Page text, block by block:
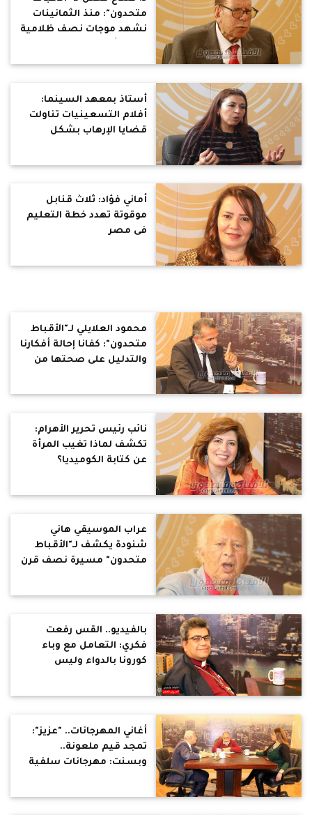
متحدون": منذ الثمانينات
نشهد موجات نصف ظلامية
أستاذ بمعهد السينما:
أفلام التسعينيات تناولت
قضايا الإرهاب بشكل
أماني فؤاد: ثلاث قنابل
موقوتة تهدد خطة التعليم
فى مصر
محمود العلايلي لـ"الأقباط
متحدون": كفانا إحالة أفكارنا
والتدليل على صحتها من
نائب رئيس تحرير الأهرام:
تكشف لماذا تغيب المرأة
عن كتابة الكوميديا؟
عراب الموسيقي هاني
شنودة يكشف لـ"الأقباط
متحدون" مسيرة نصف قرن
بالفيديو.. القس رفعت
فكري: التعامل مع وباء
كورونا بالدواء وليس
أغاني المهرجانات.. "عزيز":
تمجد قيم ملعونة..
وبسنت: مهرجانات سلفية